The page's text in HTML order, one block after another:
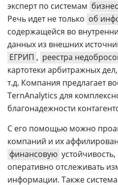
эксперт по системам
Речь идет не только об
содержащейся во
данных из внешних
ЕГРИП , реестра
картотеки арбитражных дел,
т.д. Компания предлагает
TernAnalytics для
благонадежности
С его помощью можно
компаний и их
финансовую
оперативно отслеживать
информации. Также